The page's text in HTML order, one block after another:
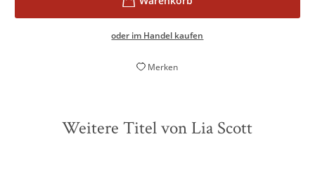
oder im Handel kaufen
Merken
Weitere Titel von Lia Scott